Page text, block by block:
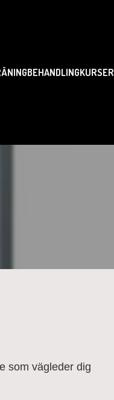
BEHANDLINGKURSER
som vägleder dig